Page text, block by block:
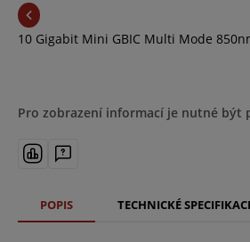
10 Gigabit Mini GBIC Multi Mode
Pro zobrazení informací je nutné být
POPIS TECHNICKÉ